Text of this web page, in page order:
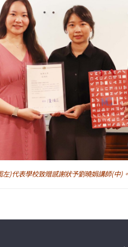
)代表學校致贈感謝狀予劉曉娟講師(中)